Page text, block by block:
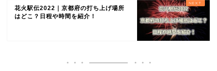
花火駅伝2022｜京都府の打ち上げ場所
はどこ？日程や時間を紹介！